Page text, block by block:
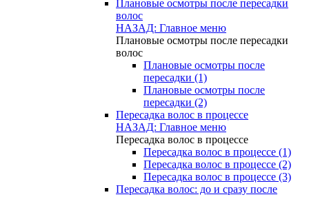
Плановые осмотры после пересадки
волос
НАЗАД: Главное меню
Плановые осмотры после пересадки
волос
Плановые осмотры после
пересадки (1)
Плановые осмотры после
пересадки (2)
Пересадка волос в процессе
НАЗАД: Главное меню
Пересадка волос в процессе
Пересадка волос в процессе (1)
Пересадка волос в процессе (2)
Пересадка волос в процессе (3)
Пересадка волос: до и сразу после